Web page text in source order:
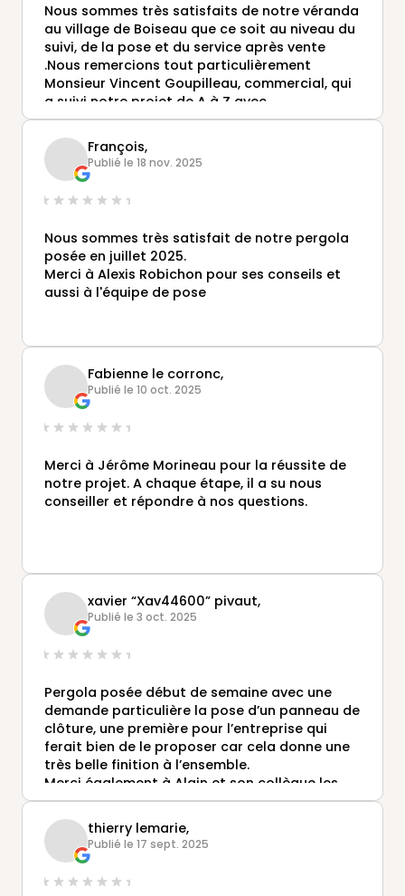
Nous sommes très satisfaits de notre véranda
au village de Boiseau que ce soit au niveau du
suivi, de la pose et du service après vente
.Nous remercions tout particulièrement
Monsieur Vincent Goupilleau, commercial, qui
a suivi notre projet de A à Z avec
professionnalisme et gentillesse .Encore merci
! Nous recommandons vivement l'antenne de
Saint Herblain.
François,
Publié le 18 nov. 2025
Nous sommes très satisfait de notre pergola
posée en juillet 2025.
Merci à Alexis Robichon pour ses conseils et
aussi à l'équipe de pose
Fabienne le corronc,
Publié le 10 oct. 2025
Merci à Jérôme Morineau pour la réussite de
notre projet. A chaque étape, il a su nous
conseiller et répondre à nos questions.
xavier “Xav44600” pivaut,
Publié le 3 oct. 2025
Pergola posée début de semaine avec une
demande particulière la pose d’un panneau de
clôture, une première pour l’entreprise qui
ferait bien de le proposer car cela donne une
très belle finition à l’ensemble.
Merci également à Alain et son collègue les
deux poseurs Vendéens qui ont fait un travail
formidable.
Un grand merci à Alexis Robichon pour son
professionnalisme, son relationnel, sa
disponibilité, son écoute et j’en passe🙏🙏.
thierry lemarie,
Publié le 17 sept. 2025